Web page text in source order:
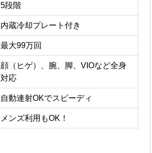
5段階
内蔵冷却プレート付き
最大99万回
顔（ヒゲ）、腕、脚、VIOなど全身
対応
自動連射OKでスピーディ
メンズ利用もOK！